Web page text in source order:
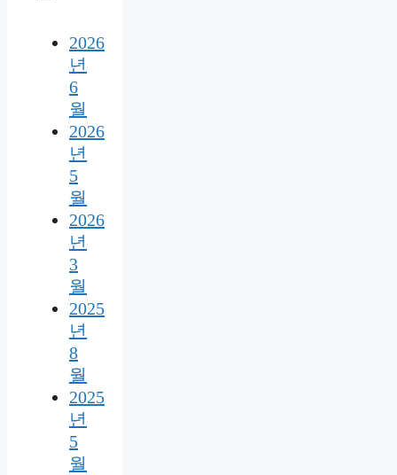
2026
년
6
월
2026
년
5
월
2026
년
3
월
2025
년
8
월
2025
년
5
월